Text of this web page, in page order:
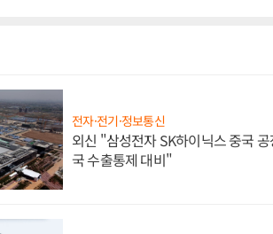
전자·전기·정보통신
외신 "삼성전자 SK하이닉스 중국
국 수출통제 대비"